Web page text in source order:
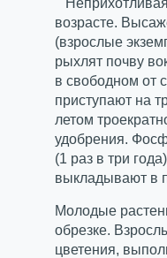
возрасте.
(взрослые
рыхлят почву
в свободном от
приступают на
летом
удобрения.
(1 раз в три
выкладывают в
Молодые
обрезке.
цветения,